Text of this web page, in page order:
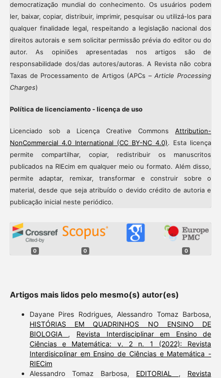
democratização mundial do conhecimento. Os usuários podem
ler, baixar, copiar, distribuir, imprimir, pesquisar ou utilizá-los para
qualquer finalidade legal, respeitando a legislação nacional dos
direitos autorais e sem solicitar permissão prévia do editor ou do
autor. As opiniões apresentadas nos artigos são de
responsabilidade dos/das autores/autoras. A Revista não cobra
Taxas de Processamento de Artigos (APCs –Article Processing
Charges)
Política de licenciamento - licença de uso
Licenciado sob a Licença Creative CommonsAttribution-
NonCommercial 4.0 International (CC BY-NC 4.0). Esta licença
permite compartilhar, copiar, redistribuir os manuscritos
publicados na RIEcim em qualquer meio ou formato. Além disso,
permite adaptar, remixar, transformar e construir sobre o
material, desde que seja atribuído o devido crédito de autoria e
publicação inicial neste periódico.
0 0 0
Artigos mais lidos pelo mesmo(s) autor(es)
Dayane Pires Rodrigues, Alessandro Tomaz Barbosa,
HISTÓRIAS EM QUADRINHOS NO ENSINO DE
BIOLOGIA , Revista Interdisciplinar em Ensino de
Ciências e Matemática: v. 2 n. 1 (2022): Revista
Interdisicplinar em Ensino de Ciências e Matemática -
RIECim
Alessandro Tomaz Barbosa, EDITORIAL , Revista